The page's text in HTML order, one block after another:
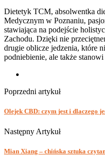
Dietetyk TCM, absolwentka
Medycznym w Poznaniu,
stawiająca na podejście
Zachodu. Dzięki nie
drugie oblicze jedzenia, które
podniebienie, ale także
Poprzedni artykuł
Olejek CBD: czym jest i dlaczego
Następny Artykuł
Mian Xiang – chińska sztuka